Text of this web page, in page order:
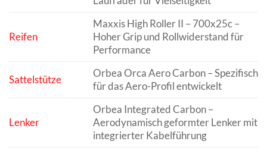
Reifen
Maxxis High Roller II – 700x25c –
Hoher Grip und Rollwiderstand für
Performance
Sattelstütze
Orbea Orca Aero Carbon – Spezifisch
für das Aero-Profil entwickelt
Lenker
Orbea Integrated Carbon –
Aerodynamisch geformter Lenker mit
integrierter Kabelführung